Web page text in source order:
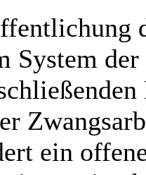
System
ein